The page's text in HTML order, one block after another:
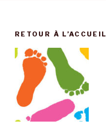
RETOUR À L’ACCUEIL